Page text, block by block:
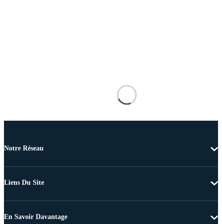
Notre Réseau
Liens Du Site
En Savoir Davantage